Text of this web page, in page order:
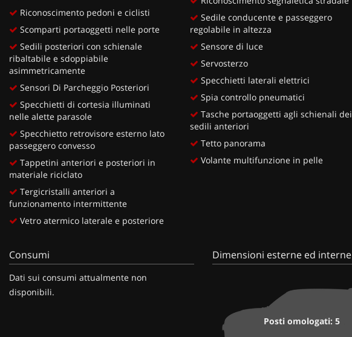
Riconoscimento pedoni e ciclisti
Scomparti portaoggetti nelle porte
Sedili posteriori con schienale
ribaltabile e sdoppiabile
asimmetricamente
Sensori Di Parcheggio Posteriori
Specchietti di cortesia illuminati
nelle alette parasole
Specchietto retrovisore esterno lato
passeggero convesso
Tappetini anteriori e posteriori in
materiale riciclato
Tergicristalli anteriori a
funzionamento intermittente
Vetro atermico laterale e posteriore
Sedile conducente e passeggero
regolabile in altezza
Sensore di luce
Servosterzo
Specchietti laterali elettrici
Spia controllo pneumatici
Tasche portaoggetti agli schienali dei
sedili anteriori
Tetto panorama
Volante multifunzione in pelle
Consumi
Dati sui consumi attualmente non
disponibili.
Dimensioni esterne ed interne
Posti omologati: 5